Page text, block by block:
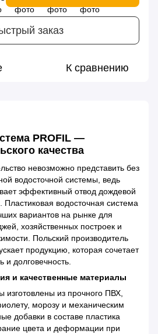
заказ
К сравнению
PROFIL —
качества
невозможно представить без
водосточной системы, ведь
эффективный отвод дождевой
водосточная система
вариантов на рынке для
хозяйственных построек и
Польский производитель
продукцию, которая сочетает
и долговечность.
и качественные материалы
изготовлены из прочного ПВХ,
морозу и механическим
добавки в составе пластика
цвета и деформации при